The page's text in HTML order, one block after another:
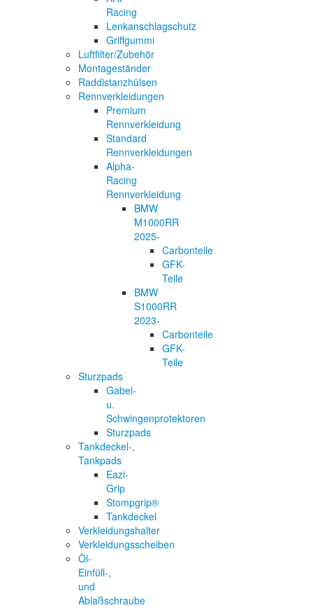
Racing
Lenkanschlagschutz
Griffgummi
Luftfilter/Zubehör
Montageständer
Raddistanzhülsen
Rennverkleidungen
Premium
Rennverkleidung
Standard
Rennverkleidungen
Alpha-
Racing
Rennverkleidung
BMW
M1000RR
2025-
Carbonteile
GFK-
Teile
BMW
S1000RR
2023-
Carbonteile
GFK-
Teile
Sturzpads
Gabel-
u.
Schwingenprotektoren
Sturzpads
Tankdeckel-,
Tankpads
Eazi-
Grip
Stompgrip®
Tankdeckel
Verkleidungshalter
Verkleidungsscheiben
Öl-
Einfüll-,
und
Ablaßschraube